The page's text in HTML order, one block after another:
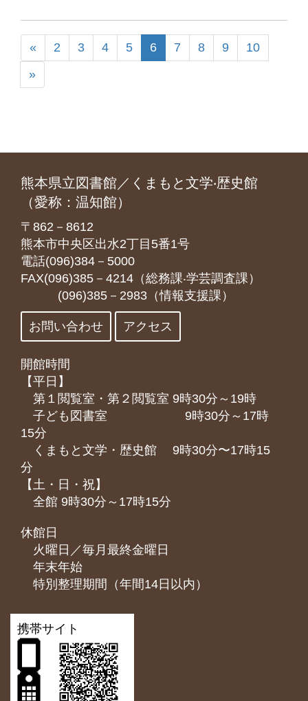
« 2 3 4 5 6 7 8 9
10
»
熊本県立図書館／くまもと文学‧歴史館
（愛称：温知館）
〒862－8612
熊本市中央区出水2丁目5番1号
電話(096)384－5000
FAX(096)385－4214（総務課‧学芸調査課）
(096)385－2983（情報支援課）
お問い合わせ アクセス
開館時間
【平日】
第１閲覧室・第２閲覧室 9時30分～19時
子ども図書室 9時30分～17時
15分
くまもと⽂学・歴史館 9時30分〜17時15
分
【土・日・祝】
全館 9時30分～17時15分
休館日
火曜日／毎月最終金曜日
年末年始
特別整理期間（年間14日以内）
携帯サイト